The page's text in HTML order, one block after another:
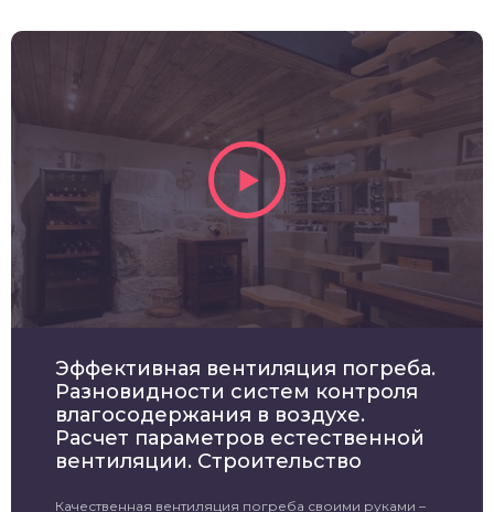
Эффективная вентиляция погреба.
Разновидности систем контроля
влагосодержания в воздухе.
Расчет параметров естественной
вентиляции. Строительство
Качественная вентиляция погреба своими руками –